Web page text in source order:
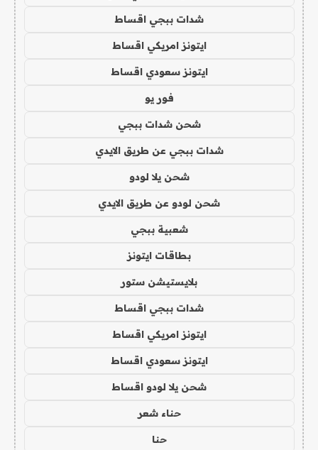
شدات ببجي اقساط
ايتونز امريكي اقساط
ايتونز سعودي اقساط
فور يو
شحن شدات ببجي
شدات ببجي عن طريق الايدي
شحن يلا لودو
شحن لودو عن طريق الايدي
شعبية ببجي
بطاقات ايتونز
بلايستيشن ستور
شدات ببجي اقساط
ايتونز امريكي اقساط
ايتونز سعودي اقساط
شحن يلا لودو اقساط
حناء شعر
حنا